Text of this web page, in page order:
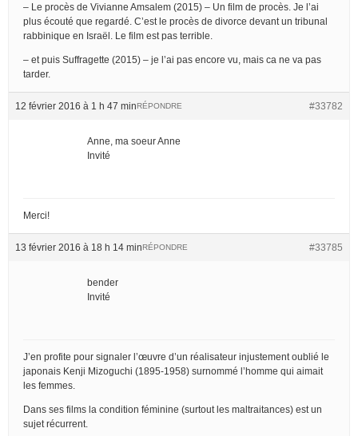
– Le procès de Vivianne Amsalem (2015) – Un film de procès. Je l’ai
plus écouté que regardé. C’est le procès de divorce devant un tribunal
rabbinique en Israël. Le film est pas terrible.
– et puis Suffragette (2015) – je l’ai pas encore vu, mais ca ne va pas
tarder.
12 février 2016 à 1 h 47 min #33782
RÉPONDRE
Anne, ma soeur Anne
Invité
Merci!
13 février 2016 à 18 h 14 min #33785
RÉPONDRE
bender
Invité
J’en profite pour signaler l’œuvre d’un réalisateur injustement oublié le
japonais Kenji Mizoguchi (1895-1958) surnommé l’homme qui aimait
les femmes.
Dans ses films la condition féminine (surtout les maltraitances) est un
sujet récurrent.